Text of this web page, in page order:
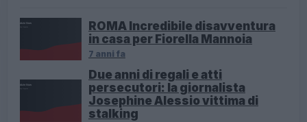
ROMA Incredibile disavventura
in casa per Fiorella Mannoia
7 anni fa
Due anni di regali e atti
persecutori: la giornalista
Josephine Alessio vittima di
stalking